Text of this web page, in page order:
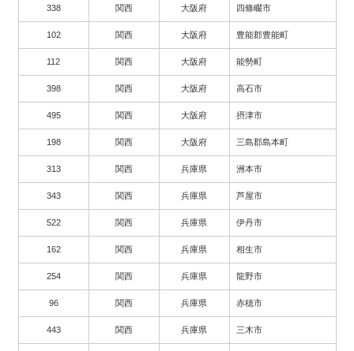
338 関西 大阪府 四條畷市
102 関西 大阪府 豊能郡豊能町
112 関西 大阪府 能勢町
398 関西 大阪府 高石市
495 関西 大阪府 摂津市
198 関西 大阪府 三島郡島本町
313 関西 兵庫県 洲本市
343 関西 兵庫県 芦屋市
522 関西 兵庫県 伊丹市
162 関西 兵庫県 相生市
254 関西 兵庫県 龍野市
96 関西 兵庫県 赤穂市
443 関西 兵庫県 三木市